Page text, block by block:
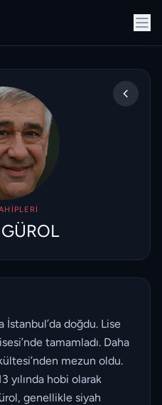
İstanbul’da doğdu. Lise
tamamladı. Daha
mezun oldu.
yılında hobi olarak
genellikle siyah